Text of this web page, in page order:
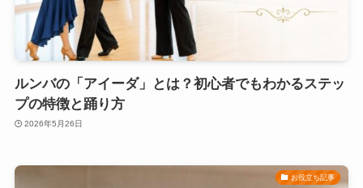
ルンバの「アイーダ」とは？初心者でもわかるステッ
プの特徴と踊り方
2026年5月26日
お役立ち記事